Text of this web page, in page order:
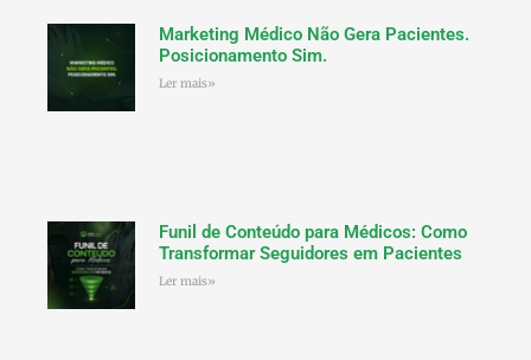
Marketing Médico Não Gera Pacientes.
Posicionamento Sim.
Ler mais»
Funil de Conteúdo para Médicos: Como
Transformar Seguidores em Pacientes
Ler mais»